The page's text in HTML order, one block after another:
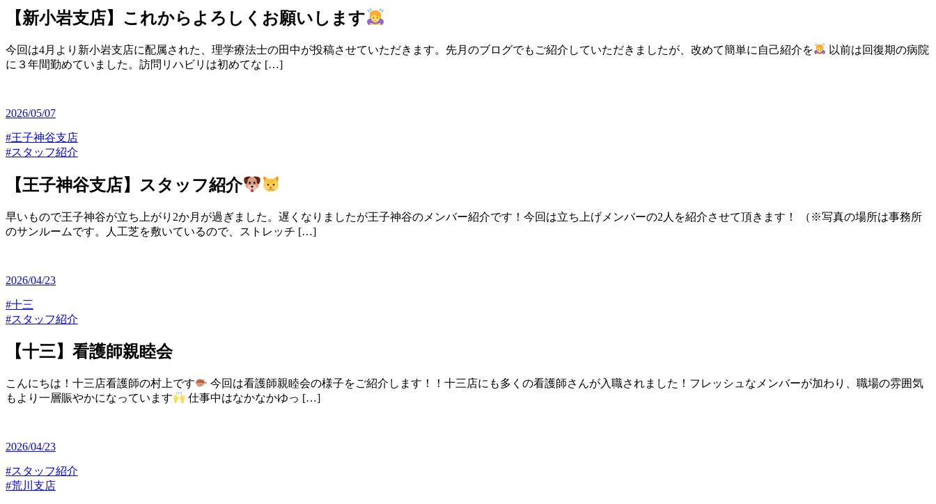
【新小岩支店】これからよろしくお願いします
今回は4月より新小岩支店に配属された、理学療法士の田中が投稿させていただきます。先月のブログでもご紹介していただきましたが、改めて簡単に自己紹介を
以前は回復期の病院
に３年間勤めていました。訪問リハビリは初めてな […]
2026/05/07
#王子神谷支店
#スタッフ紹介
【王子神谷支店】スタッフ紹介
早いもので王子神谷が立ち上がり2か月が過ぎました。遅くなりましたが王子神谷のメンバー紹介です！今回は立ち上げメンバーの2人を紹介させて頂きます！ （※写真の場所は事務所
のサンルームです。人工芝を敷いているので、ストレッチ […]
2026/04/23
#十三
#スタッフ紹介
【十三】看護師親睦会
こんにちは！十三店看護師の村上です
今回は看護師親睦会の様子をご紹介します！！十三店にも多くの看護師さんが入職されました！フレッシュなメンバーが加わり、職場の雰囲気
もより一層賑やかになっています
仕事中はなかなかゆっ […]
2026/04/23
#スタッフ紹介
#荒川支店